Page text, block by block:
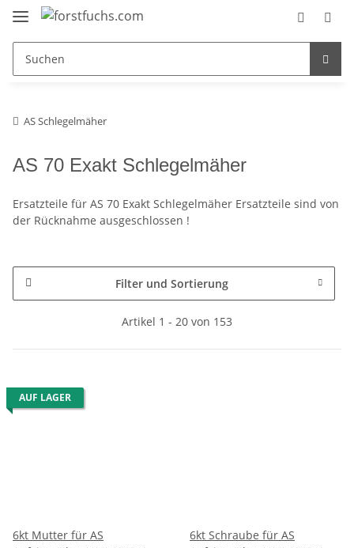
AS Schlegelmäher
AS 70 Exakt Schlegelmäher
Ersatzteile für AS 70 Exakt Schlegelmäher Ersatzteile sind von
der Rücknahme ausgeschlossen !
Filter und Sortierung
Artikel 1 - 20 von 153
AUF LAGER
6kt Mutter für AS
6kt Schraube für AS